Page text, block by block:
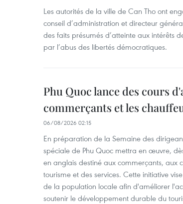
Les autorités de la ville de Can Tho ont
conseil d’administration et directeur
des faits présumés d’atteinte aux intérêts
par l’abus des libertés démocratiques.
Phu Quoc lance des cours
commerçants et les
06/08/2026 02:15
En préparation de la Semaine des
spéciale de Phu Quoc mettra en œuvre,
en anglais destiné aux commerçants, aux
tourisme et des services. Cette initiative
de la population locale afin d'améliorer
soutenir le développement durable du